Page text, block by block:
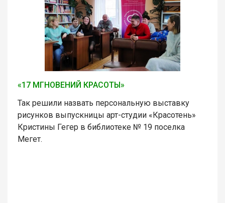
«17 МГНОВЕНИЙ КРАСОТЫ»
Так решили назвать персональную выставку
рисунков выпускницы арт-студии «Красотень»
Кристины Гегер в библиотеке № 19 поселка
Мегет.